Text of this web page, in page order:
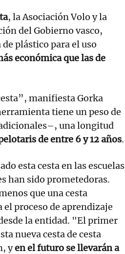
, la Asociación Volo y la
del Gobierno vasco,
plástico para el uso
económica que las de
manifiesta Gorka
tiene un peso de
una longitud
de entre 6 y 12 años.
esta cesta en las escuelas
han sido prometedoras.
que una cesta
proceso de aprendizaje
la entidad. "El primer
nueva cesta de cesta
yen el futuro se llevarán a